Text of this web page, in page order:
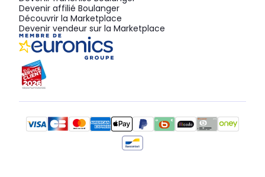
Devenir affilié Boulanger
Découvrir la Marketplace
Devenir vendeur sur la Marketplace